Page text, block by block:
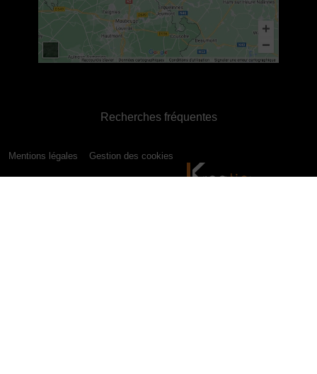
Recherches fréquentes
Mentions légales Gestion des cookies
Agence de communication digitale Tournai